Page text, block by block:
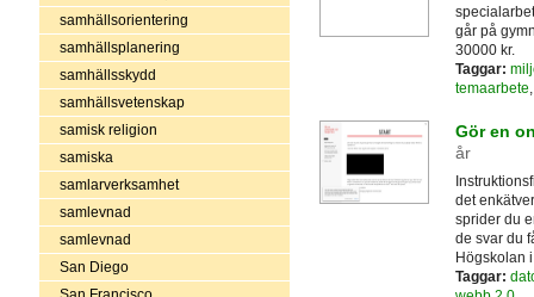
samhällsorientering
samhällsplanering
samhällsskydd
samhällsvetenskap
samisk religion
samiska
samlarverksamhet
samlevnad
samlevnad
San Diego
går på
30000 kr.
Taggar:
temaarbete
Gör en
år
det
sprider du
de svar du
Högskolan
Taggar: